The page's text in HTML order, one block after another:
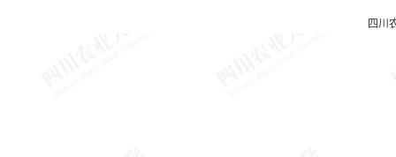
四川